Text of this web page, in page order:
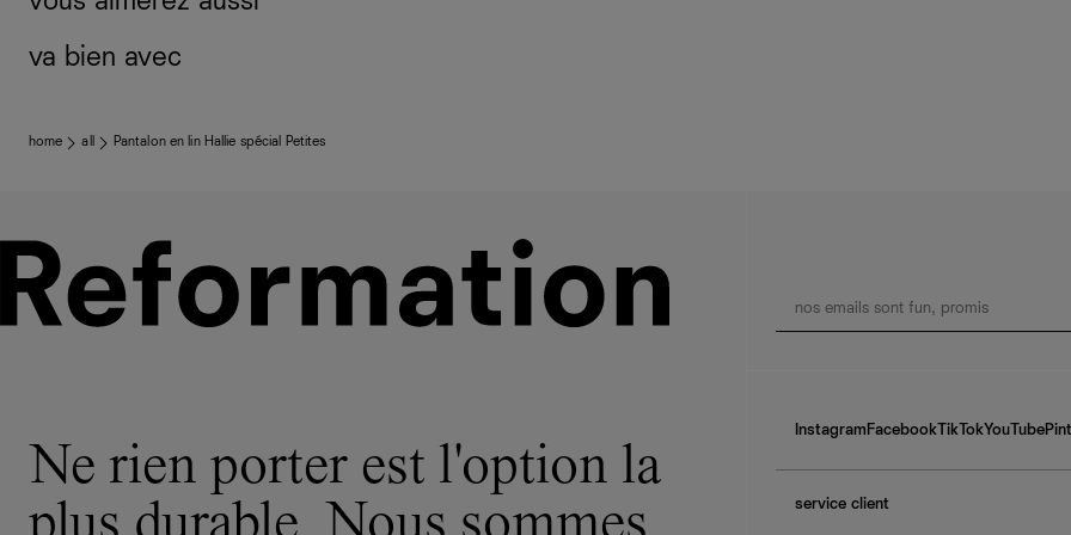
va bien avec
home all Pantalon en lin Hallie spécial Petites
Ne rien porter est l'option la
Instagram FacebookTikTokYouTube
service client